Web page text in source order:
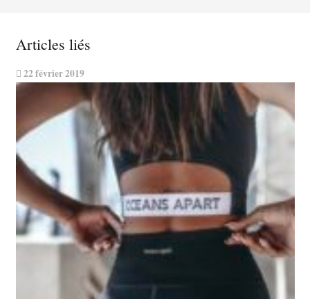
Articles liés
22 février 2019